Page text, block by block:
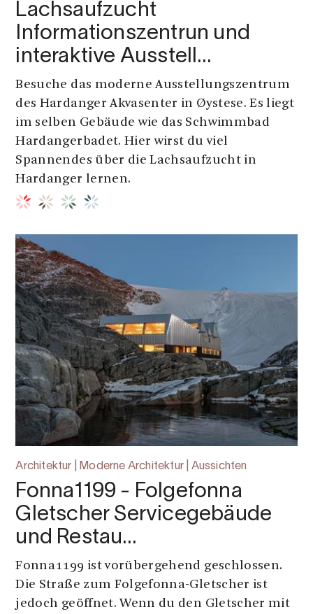
Lachsaufzucht
Informationszentrun und
interaktive Ausstell…
Besuche das moderne Ausstellungszentrum
des Hardanger Akvasenter in Øystese. Es liegt
im selben Gebäude wie das Schwimmbad
Hardangerbadet. Hier wirst du viel
Spannendes über die Lachsaufzucht in
Hardanger lernen.
Architektur | Moderne Architektur | Aussichten
Fonna1199 - Folgefonna
Gletscher Servicegebäude
und Restau…
Fonna1199 ist vorübergehend geschlossen.
Die Straße zum Folgefonna-Gletscher ist
jedoch geöffnet. Wenn du den Gletscher mit